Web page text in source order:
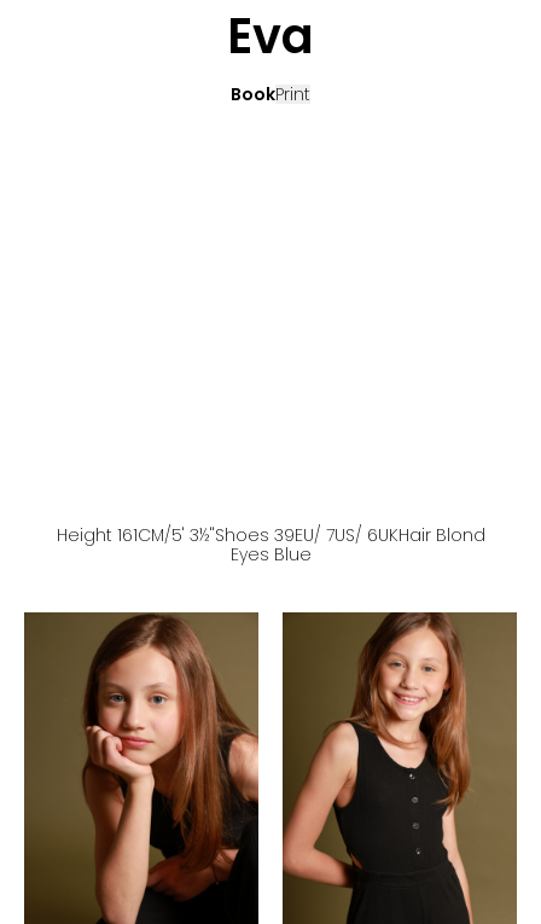
Eva
BookPrint
Height 161CM/5' 3½''Shoes 39EU/ 7US/ 6UKHair Blond
Eyes Blue